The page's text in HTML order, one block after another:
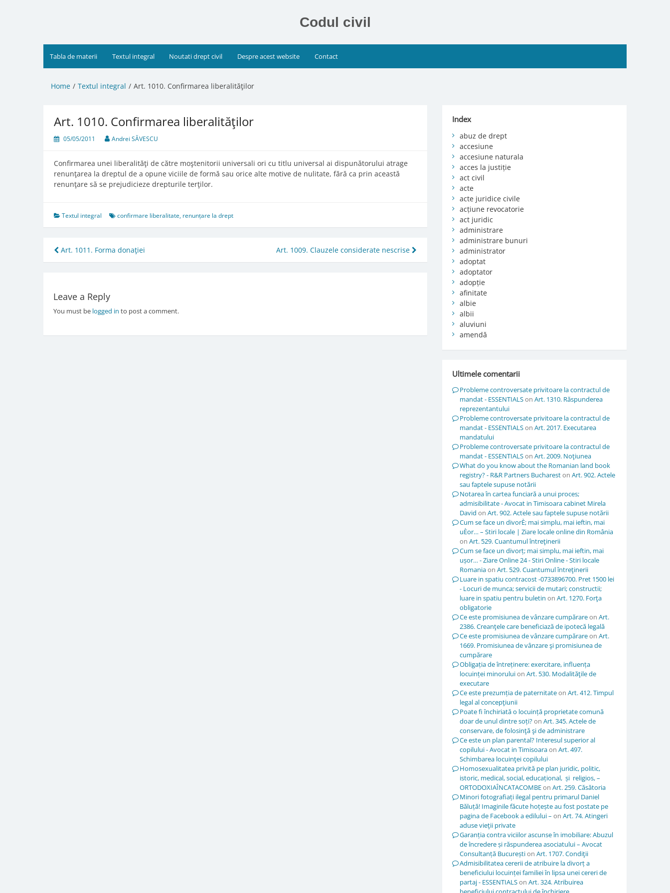
Codul civil
Tabla de materii Textul integral Noutati drept civil Despre acest website Contact
Home Textul integral Art. 1010. Confirmarea liberalităţilor
Art. 1010. Confirmarea liberalităţilor
05/05/2011 Andrei SĂVESCU
Confirmarea unei liberalităţi de către moştenitorii universali ori cu titlu universal ai dispunătorului atrage
renunţarea la dreptul de a opune viciile de formă sau orice alte motive de nulitate, fără ca prin această
renunţare să se prejudicieze drepturile terţilor.
Textul integral confirmare liberalitate, renunțare la drept
Post
navigation
Art. 1011. Forma donaţiei Art. 1009. Clauzele considerate nescrise
Leave a Reply
You must be logged in to post a comment.
Index
abuz de drept
accesiune
accesiune naturala
acces la justiție
act civil
acte
acte juridice civile
acțiune revocatorie
act juridic
administrare
administrare bunuri
administrator
adoptat
adoptator
adopție
afinitate
albie
albii
aluviuni
amendă
Ultimele comentarii
Probleme controversate privitoare la contractul de
mandat - ESSENTIALSon Art. 1310. Răspunderea
reprezentantului
Probleme controversate privitoare la contractul de
mandat - ESSENTIALSon Art. 2017. Executarea
mandatului
Probleme controversate privitoare la contractul de
mandat - ESSENTIALSon Art. 2009. Noţiunea
What do you know about the Romanian land book
registry? - R&R Partners Buchareston Art. 902. Actele
sau faptele supuse notării
Notarea în cartea funciară a unui proces;
admisibilitate - Avocat in Timisoara cabinet Mirela
David on Art. 902. Actele sau faptele supuse notării
Cum se face un divorÈ; mai simplu, mai ieftin, mai
uÈor… – Stiri locale | Ziare locale online din România
on Art. 529. Cuantumul întreţinerii
Cum se face un divorț; mai simplu, mai ieftin, mai
ușor… - Ziare Online 24 - Stiri Online - Stiri locale
Romaniaon Art. 529. Cuantumul întreţinerii
Luare in spatiu contracost -0733896700. Pret 1500 lei
- Locuri de munca; servicii de mutari; constructii;
luare in spatiu pentru buletin on Art. 1270. Forţa
obligatorie
Ce este promisiunea de vânzare cumpărareon Art.
2386. Creanţele care beneficiază de ipotecă legală
Ce este promisiunea de vânzare cumpărareon Art.
1669. Promisiunea de vânzare şi promisiunea de
cumpărare
Obligația de întreținere: exercitare, influența
locuinței minoruluion Art. 530. Modalităţile de
executare
Ce este prezumția de paternitateon Art. 412. Timpul
legal al concepţiunii
Poate fi închiriată o locuință proprietate comună
doar de unul dintre soți?on Art. 345. Actele de
conservare, de folosinţă şi de administrare
Ce este un plan parental? Interesul superior al
copilului - Avocat in Timisoaraon Art. 497.
Schimbarea locuinţei copilului
Homosexualitatea privită pe plan juridic, politic,
istoric, medical, social, educațional, și religios, –
ORTODOXIAÎNCATACOMBEon Art. 259. Căsătoria
Minori fotografiați ilegal pentru primarul Daniel
Băluță! Imaginile făcute hoțește au fost postate pe
pagina de Facebook a edilului – on Art. 74. Atingeri
aduse vieţii private
Garanția contra viciilor ascunse în imobiliare: Abuzul
de încredere și răspunderea asociatului – Avocat
Consultanță Bucureștion Art. 1707. Condiţii
Admisibilitatea cererii de atribuire la divorț a
beneficiului locuinței familiei în lipsa unei cereri de
partaj - ESSENTIALSon Art. 324. Atribuirea